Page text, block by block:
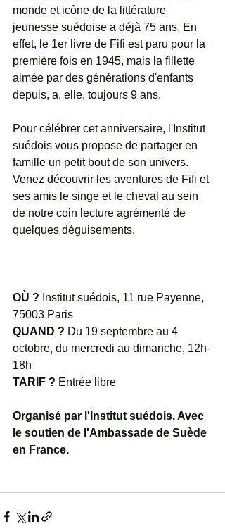
monde et icône de la littérature
jeunesse suédoise a déjà 75 ans. En
effet, le 1er livre de Fifi est paru pour la
première fois en 1945, mais la fillette
aimée par des générations d'enfants
depuis, a, elle, toujours 9 ans.
Pour célébrer cet anniversaire, l'Institut
suédois vous propose de partager en
famille un petit bout de son univers.
Venez découvrir les aventures de Fifi et
ses amis le singe et le cheval au sein
de notre coin lecture agrémenté de
quelques déguisements.
OÙ ? Institut suédois, 11 rue Payenne,
75003 Paris
QUAND ? Du 19 septembre au 4
octobre, du mercredi au dimanche, 12h-
18h
TARIF ? Entrée libre
Organisé par l'Institut suédois. Avec
le soutien de l'Ambassade de Suède
en France.